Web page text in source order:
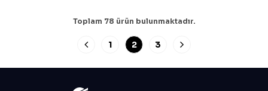
Toplam 78 ürün bulunmaktadır.
1 2 3